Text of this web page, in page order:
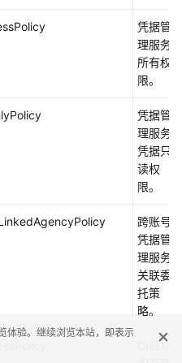
凭据管
理服务
所有权
限。
凭据管
理服务
凭据只
读权
限。
跨账号
凭据管
理服务
关联委
托策
略。
DHSM
体验。继续浏览本站，即表示